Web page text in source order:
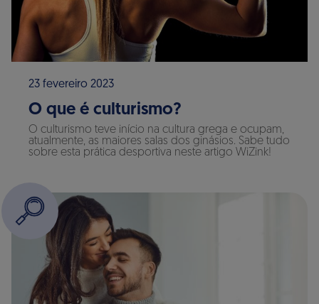
23 fevereiro 2023
O que é culturismo?
O culturismo teve início na cultura grega e ocupam,
atualmente, as maiores salas dos ginásios. Sabe tudo
sobre esta prática desportiva neste artigo WiZink!